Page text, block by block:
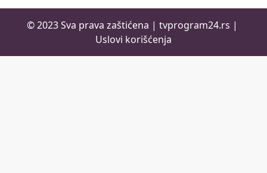
© 2023 Sva prava zaštićena | tvprogram24.rs |
Uslovi korišćenja